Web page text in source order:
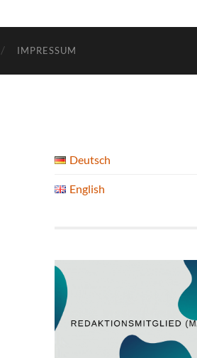
IMPRESSUM
Deutsch
English